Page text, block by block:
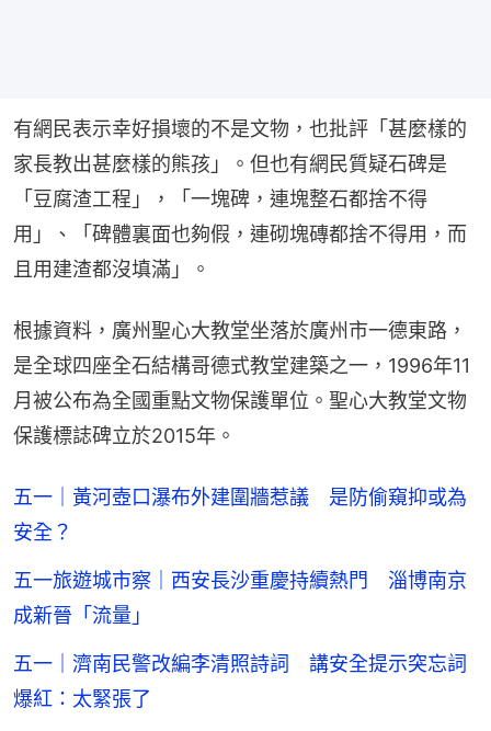
有網民表示幸好損壞的不是文物，也批評「甚麼樣的
家長教出甚麼樣的熊孩」。但也有網民質疑石碑是
「豆腐渣工程」，「一塊碑，連塊整石都捨不得
用」、「碑體裏面也夠假，連砌塊磚都捨不得用，而
且用建渣都沒填滿」。
根據資料，廣州聖心大教堂坐落於廣州市一德東路，
是全球四座全石結構哥德式教堂建築之一，1996年11
月被公布為全國重點文物保護單位。聖心大教堂文物
保護標誌碑立於2015年。
五一｜黃河壺口瀑布外建圍牆惹議 是防偷窺抑或為
安全？
五一旅遊城市察｜西安長沙重慶持續熱門 淄博南京
成新晉「流量」
五一｜濟南民警改編李清照詩詞 講安全提示突忘詞
爆紅：太緊張了